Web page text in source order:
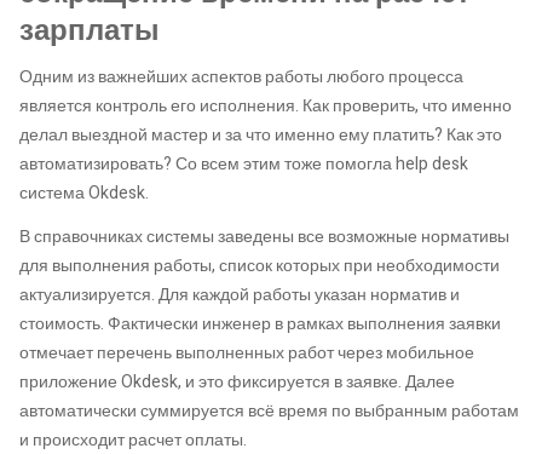
зарплаты
Одним из важнейших аспектов работы любого процесса
является контроль его исполнения. Как проверить, что именно
делал выездной мастер и за что именно ему платить? Как это
автоматизировать? Со всем этим тоже помогла help desk
система Okdesk.
В справочниках системы заведены все возможные нормативы
для выполнения работы, список которых при необходимости
актуализируется. Для каждой работы указан норматив и
стоимость. Фактически инженер в рамках выполнения заявки
отмечает перечень выполненных работ через мобильное
приложение Okdesk, и это фиксируется в заявке. Далее
автоматически суммируется всё время по выбранным работам
и происходит расчет оплаты.